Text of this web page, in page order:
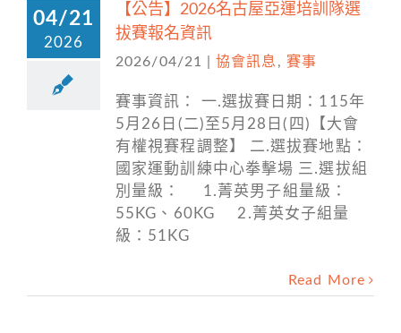
04/21
2026
【公告】2026名古屋亞運培訓隊選
拔賽報名資訊
2026/04/21 協會訊息 , 賽事
賽事資訊： 一.選拔賽日期：115年
5月26日(二)至5月28日(四)【大會
有權視賽程調整】 二.選拔賽地點：
國家運動訓練中心拳擊場 三.選拔組
別量級： 1.菁英男子組量級：
55KG、60KG 2.菁英女子組量
級：51KG
Read More